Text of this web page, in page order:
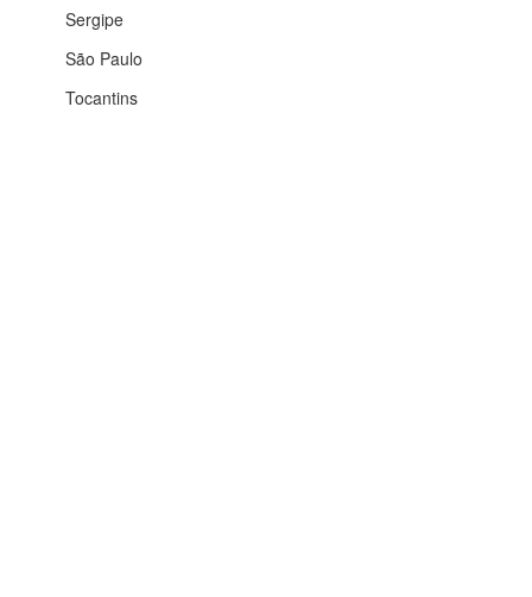
Sergipe
São Paulo
Tocantins